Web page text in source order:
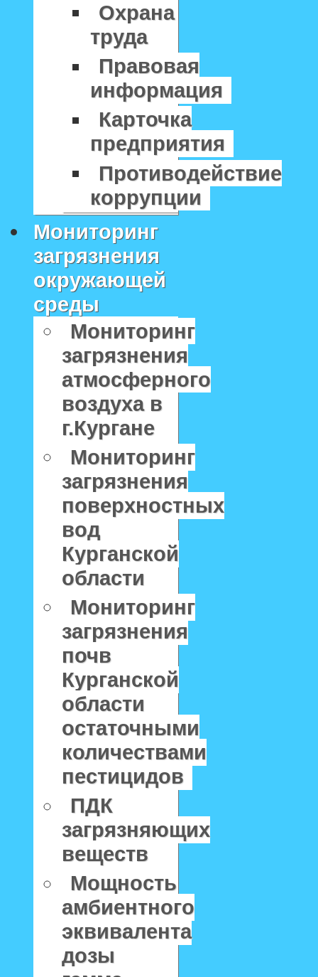
Охрана
труда
Правовая
информация
Карточка
предприятия
Противодействие
коррупции
Мониторинг
загрязнения
окружающей
среды
Мониторинг
загрязнения
атмосферного
воздуха в
г.Кургане
Мониторинг
загрязнения
поверхностных
вод
Курганской
области
Мониторинг
загрязнения
почв
Курганской
области
остаточными
количествами
пестицидов
ПДК
загрязняющих
веществ
Мощность
амбиентного
эквивалента
дозы